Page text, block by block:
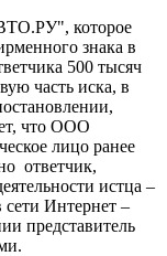
которое
знака в
500 тысяч
часть иска, в
что ООО
лицо ранее
ответчик,
истца –
Интернет –
представитель